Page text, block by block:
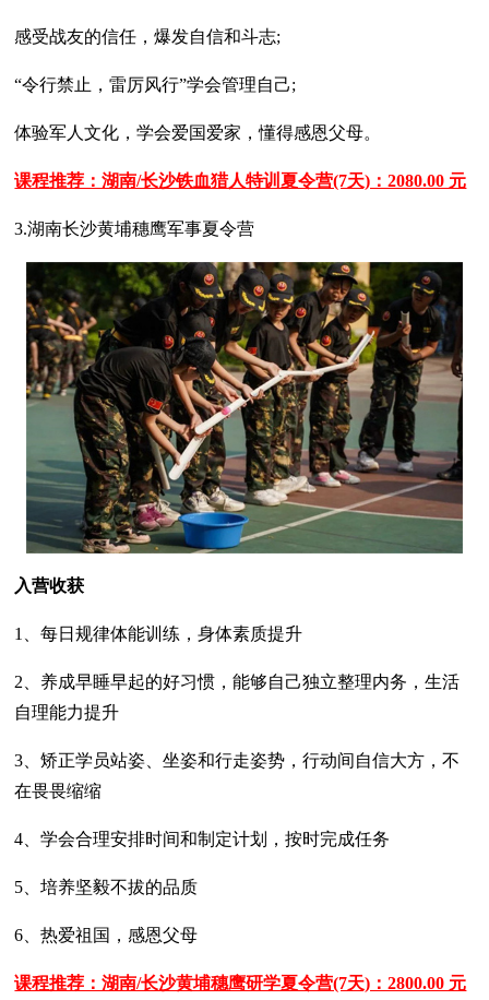
感受战友的信任，爆发自信和斗志;
“令行禁止，雷厉风行”学会管理自己;
体验军人文化，学会爱国爱家，懂得感恩父母。
课程推荐：湖南/长沙铁血猎人特训夏令营(7天)：2080.00 元
3.湖南长沙黄埔穗鹰军事夏令营
入营收获
1、每日规律体能训练，身体素质提升
2、养成早睡早起的好习惯，能够自己独立整理内务，生活
自理能力提升
3、矫正学员站姿、坐姿和行走姿势，行动间自信大方，不
在畏畏缩缩
4、学会合理安排时间和制定计划，按时完成任务
5、培养坚毅不拔的品质
6、热爱祖国，感恩父母
课程推荐：湖南/长沙黄埔穗鹰研学夏令营(7天)：2800.00 元